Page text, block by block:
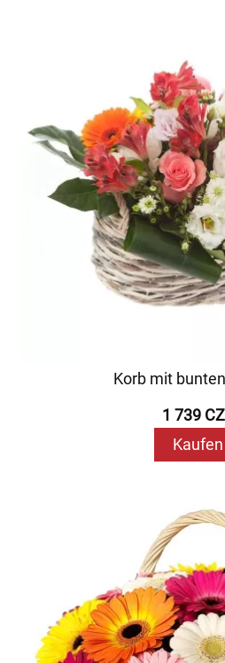
Korb mit
1 739
Kaufen